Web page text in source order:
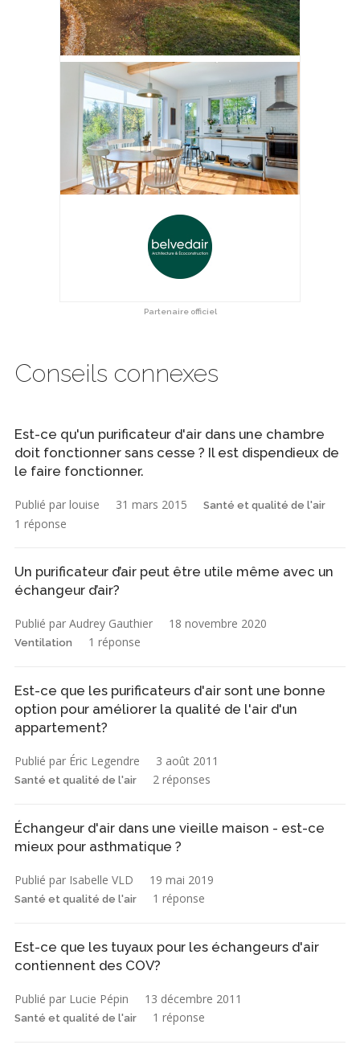
Partenaire officiel
Conseils connexes
Est-ce qu'un purificateur d'air dans une chambre
doit fonctionner sans cesse ? Il est dispendieux de
le faire fonctionner.
Publié par louise 31 mars 2015 Santé et qualité de l'air
1 réponse
Un purificateur d’air peut être utile même avec un
échangeur d’air?
Publié par Audrey Gauthier 18 novembre 2020
Ventilation 1 réponse
Est-ce que les purificateurs d'air sont une bonne
option pour améliorer la qualité de l'air d'un
appartement?
Publié par Éric Legendre 3 août 2011
Santé et qualité de l'air 2 réponses
Échangeur d'air dans une vieille maison - est-ce
mieux pour asthmatique ?
Publié par Isabelle VLD 19 mai 2019
Santé et qualité de l'air 1 réponse
Est-ce que les tuyaux pour les échangeurs d'air
contiennent des COV?
Publié par Lucie Pépin 13 décembre 2011
Santé et qualité de l'air 1 réponse